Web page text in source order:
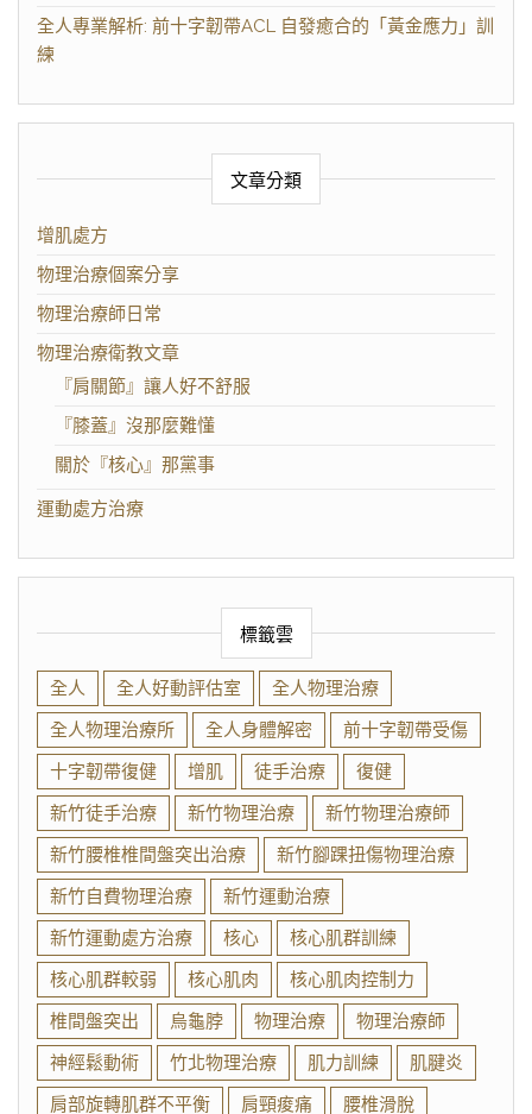
全人專業解析: 前十字韌帶ACL 自發癒合的「黃金應力」訓
練
文章分類
增肌處方
物理治療個案分享
物理治療師日常
物理治療衛教文章
『肩關節』讓人好不舒服
『膝蓋』沒那麼難懂
關於『核心』那黨事
運動處方治療
標籤雲
全人 全人好動評估室
全人物理治療
全人物理治療所
全人身體解密
前十字韌帶受傷
十字韌帶復健
增肌 徒手治療
復健
新竹徒手治療
新竹物理治療
新竹物理治療師
新竹腰椎椎間盤突出治療
新竹腳踝扭傷物理治療
新竹自費物理治療
新竹運動治療
新竹運動處方治療
核心
核心肌群訓練
核心肌群較弱
核心肌肉
核心肌肉控制力
椎間盤突出
烏龜脖 物理治療
物理治療師
神經鬆動術
竹北物理治療 肌力訓練
肌腱炎
肩部旋轉肌群不平衡
肩頸痠痛 腰椎滑脫